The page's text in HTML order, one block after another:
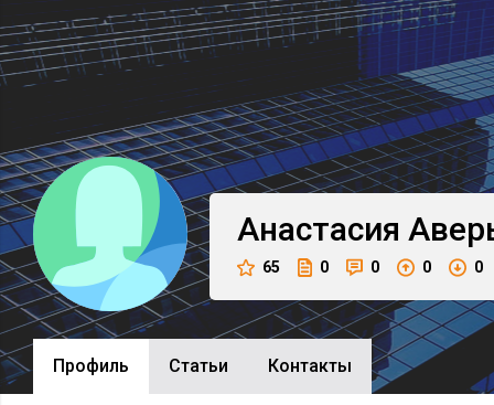
Анастасия
65 0 0 0 0
Профиль Cтатьи Контакты